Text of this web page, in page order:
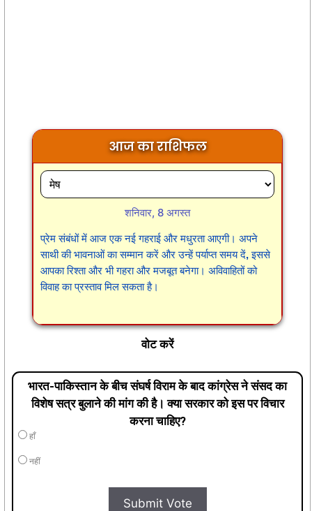
आज का राशिफल
शनिवार, 8 अगस्त
प्रेम संबंधों में आज एक नई गहराई और मधुरता आएगी। अपने
साथी की भावनाओं का सम्मान करें और उन्हें पर्याप्त समय दें, इससे
आपका रिश्ता और भी गहरा और मजबूत बनेगा। अविवाहितों को
विवाह का प्रस्ताव मिल सकता है।
वोट करें
भारत-पाकिस्तान के बीच संघर्ष विराम के बाद कांग्रेस ने संसद का
विशेष सत्र बुलाने की मांग की है। क्या सरकार को इस पर विचार
करना चाहिए?
हाँ
नहीं
Submit Vote